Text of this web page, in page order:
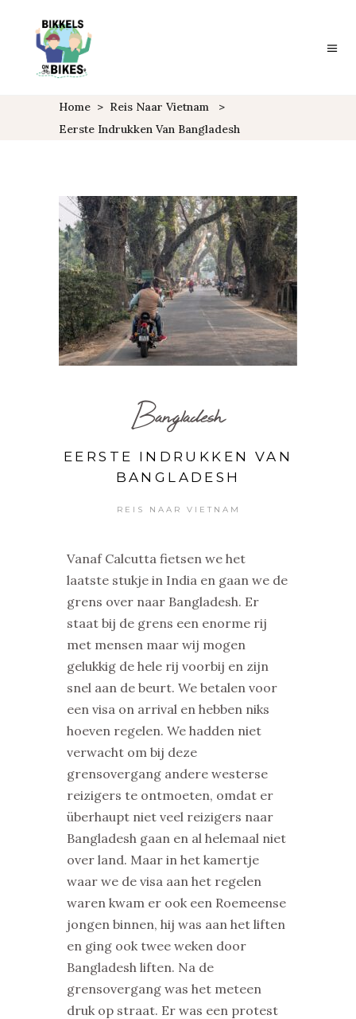
Home > Reis Naar Vietnam
>
Eerste Indrukken Van Bangladesh
Bangladesh
EERSTE INDRUKKEN VAN
BANGLADESH
REIS NAAR VIETNAM
Vanaf Calcutta fietsen we het
laatste stukje in India en gaan we de
grens over naar Bangladesh. Er
staat bij de grens een enorme rij
met mensen maar wij mogen
gelukkig de hele rij voorbij en zijn
snel aan de beurt. We betalen voor
een visa on arrival en hebben niks
hoeven regelen. We hadden niet
verwacht om bij deze
grensovergang andere westerse
reizigers te ontmoeten, omdat er
überhaupt niet veel reizigers naar
Bangladesh gaan en al helemaal niet
over land. Maar in het kamertje
waar we de visa aan het regelen
waren kwam er ook een Roemeense
jongen binnen, hij was aan het liften
en ging ook twee weken door
Bangladesh liften. Na de
grensovergang was het meteen
druk op straat. Er was een protest